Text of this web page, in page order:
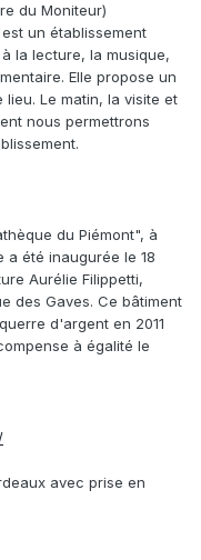
du Moniteur)
un établissement
la lecture, la musique,
Elle propose un
Le matin, la visite et
nous permettrons
du Piémont", à
a été inaugurée le 18
Aurélie Filippetti,
des Gaves. Ce bâtiment
d'argent en 2011
à égalité le
avec prise en